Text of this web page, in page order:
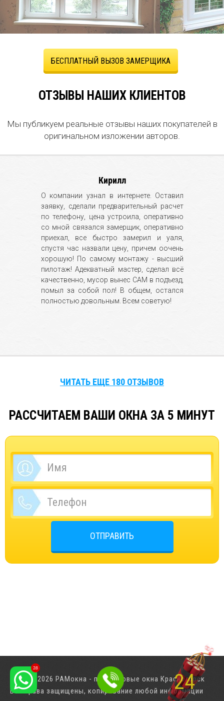
БЕСПЛАТНЫЙ ВЫЗОВ ЗАМЕРЩИКА
ОТЗЫВЫ НАШИХ КЛИЕНТОВ
Мы публикуем реальные отзывы наших покупателей в
оригинальном изложении авторов.
Кирилл
О компании узнал в интернете. Оставил
заявку, сделали предварительный расчет
по телефону, цена устроила, оперативно
со мной связался замерщик, оперативно
приехал, все быстро замерил и уаля,
спустя час назвали цену, причем оочень
хорошую! По самому монтажу - высший
пилотаж! Адекватный мастер, сделал всё
качественно, мусор вынес САМ в подъезд,
помыл за собой пол! В общем, остался
полностью довольным. Всем советую!
ЧИТАТЬ ЕЩЕ 180 ОТЗЫВОВ
РАССЧИТАЕМ ВАШИ ОКНА ЗА 5 МИНУТ
ОТПРАВИТЬ
© 2001-2026 РАМокна - пластиковые окна Красногорск
Все права защищены, копирование любой информации
23